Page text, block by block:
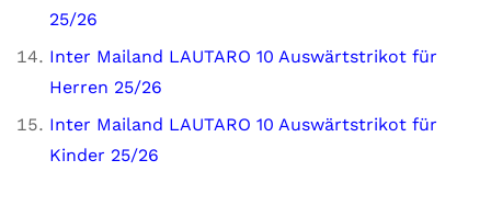
25/26
Inter Mailand LAUTARO 10 Auswärtstrikot für
Herren 25/26
Inter Mailand LAUTARO 10 Auswärtstrikot für
Kinder 25/26